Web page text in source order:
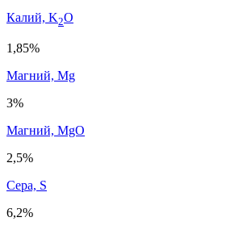
Калий, K2O
1,85%
Магний, Mg
3%
Магний, MgO
2,5%
Сера, S
6,2%